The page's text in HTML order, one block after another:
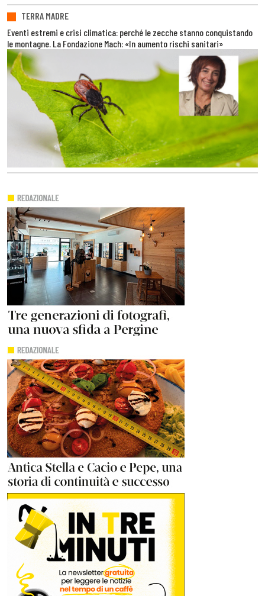
TERRA MADRE
Eventi estremi e crisi climatica: perché le zecche stanno conquistando
le montagne. La Fondazione Mach: «In aumento rischi sanitari»